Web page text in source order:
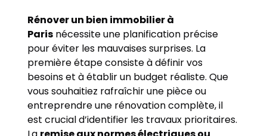
Rénover un bien immobilier à
Paris nécessite une planification précise
pour éviter les mauvaises surprises. La
première étape consiste à définir vos
besoins et à établir un budget réaliste. Que
vous souhaitiez rafraîchir une pièce ou
entreprendre une rénovation complète, il
est crucial d’identifier les travaux prioritaires.